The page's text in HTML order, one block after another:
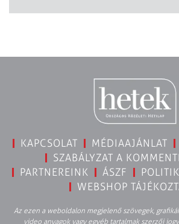
KAPCSOLAT MÉDIAAJÁNLAT
SZABÁLYZAT A
PARTNEREINK
ÁSZF
WEBSHOP
Az ezen a weboldalon megjelenő szövegek,
video anyagok vagy egyéb tartalmak szerzői